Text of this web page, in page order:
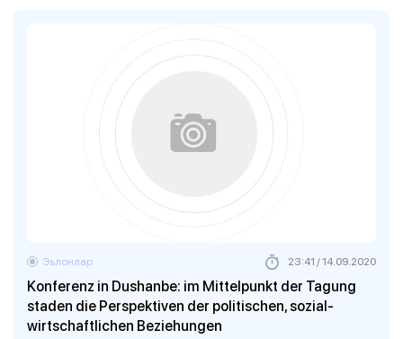
Konferenz in Dushanbe: im Mittelpunkt der Tagung
staden die Perspektiven der politischen, sozial-
wirtschaftlichen Beziehungen
Эълонлар 23:41 / 14.09.2020